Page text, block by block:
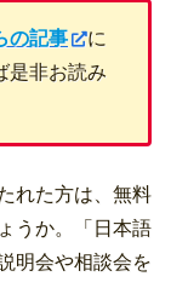
の記事
に
是非お読み
れた方は、無料
うか。「日本語
明会や相談会を